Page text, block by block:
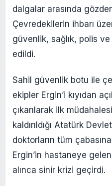
dalgalar arasında
Çevredekilerin ihbarı
güvenlik, sağlık, polis
edildi.
Sahil güvenlik botu ile
ekipler Ergin’i kıyıdan
çıkarılarak ilk
kaldırıldığı Atatürk
doktorların tüm
Ergin’in hastaneye
alınca sinir krizi geçirdi.